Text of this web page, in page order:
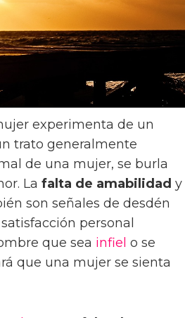
experimenta de un
trato generalmente
de una mujer, se burla
La falta de amabilidad y
son señales de desdén
personal
que sea infiel o se
que una mujer se sienta